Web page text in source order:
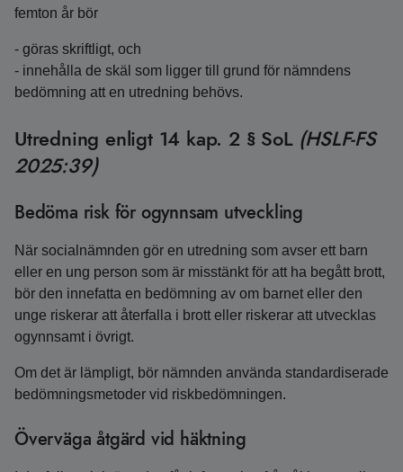
femton år bör
- göras skriftligt, och
- innehålla de skäl som ligger till grund för nämndens
bedömning att en utredning behövs.
Utredning enligt 14 kap. 2 § SoL (HSLF-FS
2025:39)
Bedöma risk för ogynnsam utveckling
När socialnämnden gör en utredning som avser ett barn
eller en ung person som är misstänkt för att ha begått brott,
bör den innefatta en bedömning av om barnet eller den
unge riskerar att återfalla i brott eller riskerar att utvecklas
ogynnsamt i övrigt.
Om det är lämpligt, bör nämnden använda standardiserade
bedömningsmetoder vid riskbedömningen.
Överväga åtgärd vid häktning